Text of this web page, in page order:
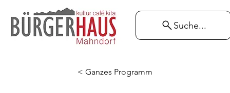
Suche...
< Ganzes Programm